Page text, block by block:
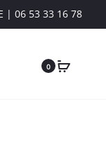
| 06 53 33 16 78
0